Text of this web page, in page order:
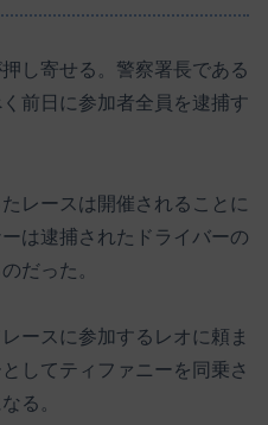
し寄せる。警察署長である
前日に参加者全員を逮捕す
レースは開催されることに
は逮捕されたドライバーの
だった。
ースに参加するレオに頼ま
してティファニーを同乗さ
る。